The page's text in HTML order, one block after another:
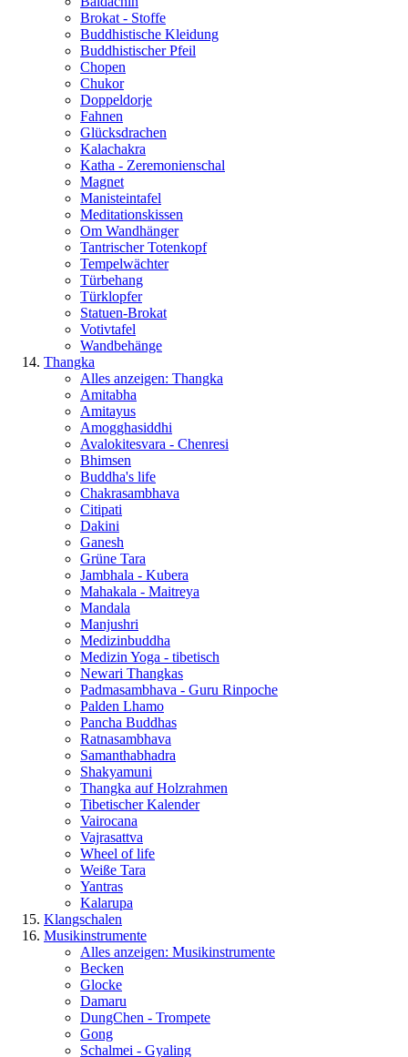
Brokat - Stoffe
Buddhistische Kleidung
Buddhistischer Pfeil
Chopen
Chukor
Doppeldorje
Fahnen
Glücksdrachen
Kalachakra
Katha - Zeremonienschal
Magnet
Manisteintafel
Meditationskissen
Om Wandhänger
Tantrischer Totenkopf
Tempelwächter
Türbehang
Türklopfer
Statuen-Brokat
Votivtafel
Wandbehänge
Thangka
Alles anzeigen: Thangka
Amitabha
Amitayus
Amogghasiddhi
Avalokitesvara - Chenresi
Bhimsen
Buddha's life
Chakrasambhava
Citipati
Dakini
Ganesh
Grüne Tara
Jambhala - Kubera
Mahakala - Maitreya
Mandala
Manjushri
Medizinbuddha
Medizin Yoga - tibetisch
Newari Thangkas
Padmasambhava - Guru Rinpoche
Palden Lhamo
Pancha Buddhas
Ratnasambhava
Samanthabhadra
Shakyamuni
Thangka auf Holzrahmen
Tibetischer Kalender
Vairocana
Vajrasattva
Wheel of life
Weiße Tara
Yantras
Kalarupa
Klangschalen
Musikinstrumente
Alles anzeigen: Musikinstrumente
Becken
Glocke
Damaru
DungChen - Trompete
Gong
Schalmei - Gyaling